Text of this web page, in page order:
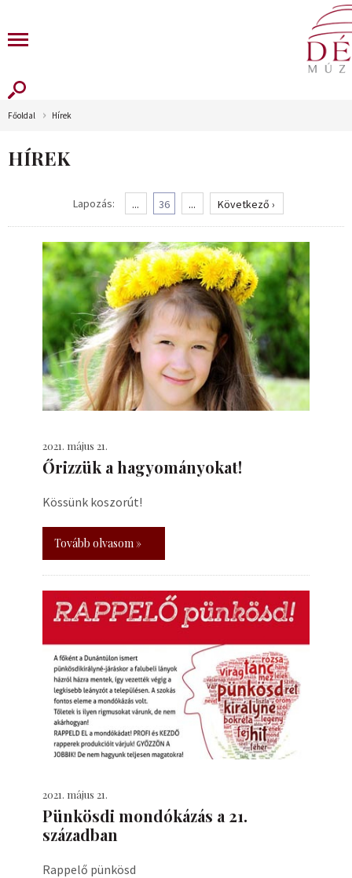
Főoldal Hírek
HÍREK
Lapozás: ... 36 ... Következő ›
2021. május 21.
Őrizzük a hagyományokat!
Kössünk koszorút!
Tovább olvasom »
2021. május 21.
Pünkösdi mondókázás a 21.
században
Rappelő pünkösd